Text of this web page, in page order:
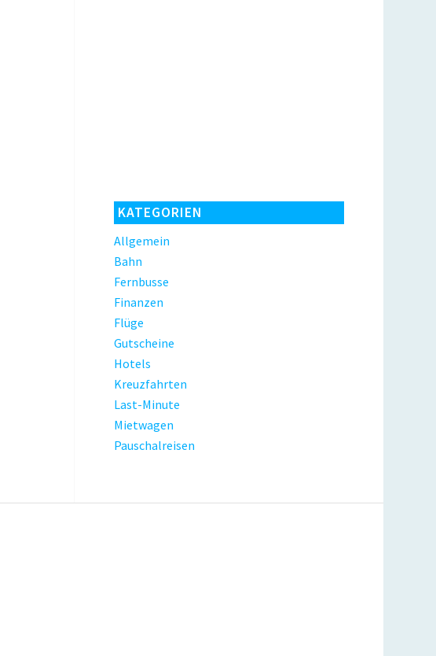
KATEGORIEN
Allgemein
Bahn
Fernbusse
Finanzen
Flüge
Gutscheine
Hotels
Kreuzfahrten
Last-Minute
Mietwagen
Pauschalreisen